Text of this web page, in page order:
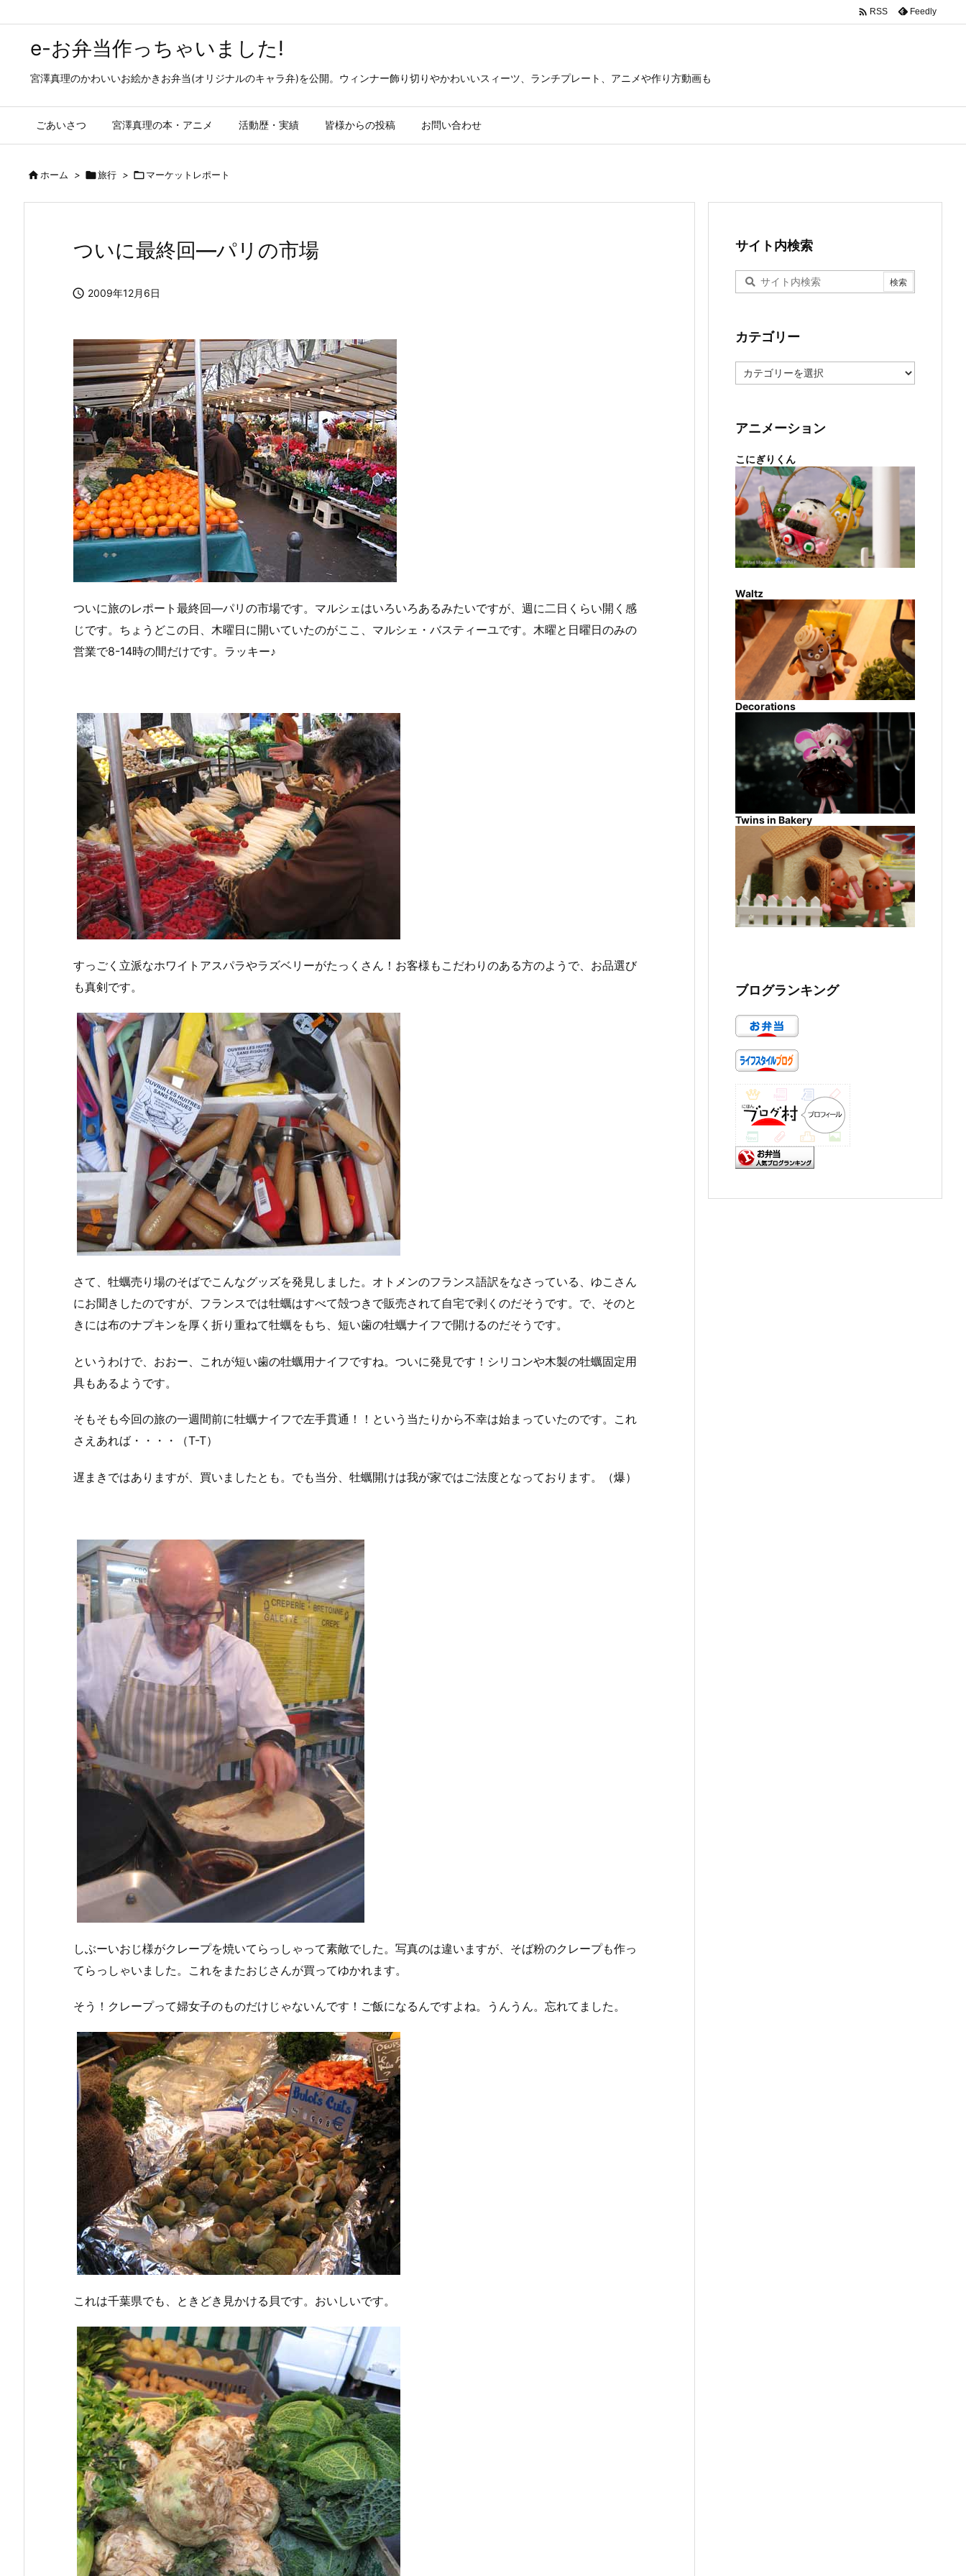
e-お弁当作っちゃいました!
宮澤真理のかわいいお絵かきお弁当(オリジナルのキャラ弁)を公開。ウィンナー飾り切りやかわいいスィーツ、ランチプレート、アニメや作り方動画も
ごあいさつ 宮澤真理の本・アニメ 活動歴・実績 皆様からの投稿 お問い合わせ
 RSS Feedly
ホーム > 旅行 > マーケットレポート
ついに最終回—パリの市場
 2009年12月6日
ついに旅のレポート最終回—パリの市場です。マルシェはいろいろあるみたいですが、週に二日くらい開く感
じです。ちょうどこの日、木曜日に開いていたのがここ、マルシェ・バスティーユです。木曜と日曜日のみの
営業で8-14時の間だけです。ラッキー♪
すっごく立派なホワイトアスパラやラズベリーがたっくさん！お客様もこだわりのある方のようで、お品選び
も真剣です。
さて、牡蠣売り場のそばでこんなグッズを発見しました。オトメンのフランス語訳をなさっている、ゆこさん
にお聞きしたのですが、フランスでは牡蠣はすべて殻つきで販売されて自宅で剥くのだそうです。で、そのと
きには布のナプキンを厚く折り重ねて牡蠣をもち、短い歯の牡蠣ナイフで開けるのだそうです。
というわけで、おおー、これが短い歯の牡蠣用ナイフですね。ついに発見です！シリコンや木製の牡蠣固定用
具もあるようです。
そもそも今回の旅の一週間前に牡蠣ナイフで左手貫通！！という当たりから不幸は始まっていたのです。これ
さえあれば・・・・（T-T）
遅まきではありますが、買いましたとも。でも当分、牡蠣開けは我が家ではご法度となっております。（爆）
しぶーいおじ様がクレープを焼いてらっしゃって素敵でした。写真のは違いますが、そば粉のクレープも作っ
てらっしゃいました。これをまたおじさんが買ってゆかれます。
そう！クレープって婦女子のものだけじゃないんです！ご飯になるんですよね。うんうん。忘れてました。
これは千葉県でも、ときどき見かける貝です。おいしいです。
サイト内検索
カテゴリー
テ
ー
アニメーション
こにぎりくん
Waltz
Decorations
Twins in Bakery
ブログランキング